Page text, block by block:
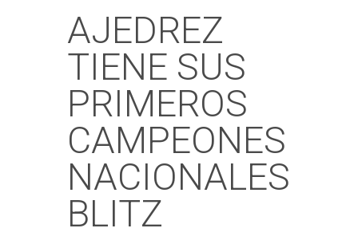
AJEDREZ
TIENE SUS
PRIMEROS
CAMPEONES
NACIONALES
BLITZ